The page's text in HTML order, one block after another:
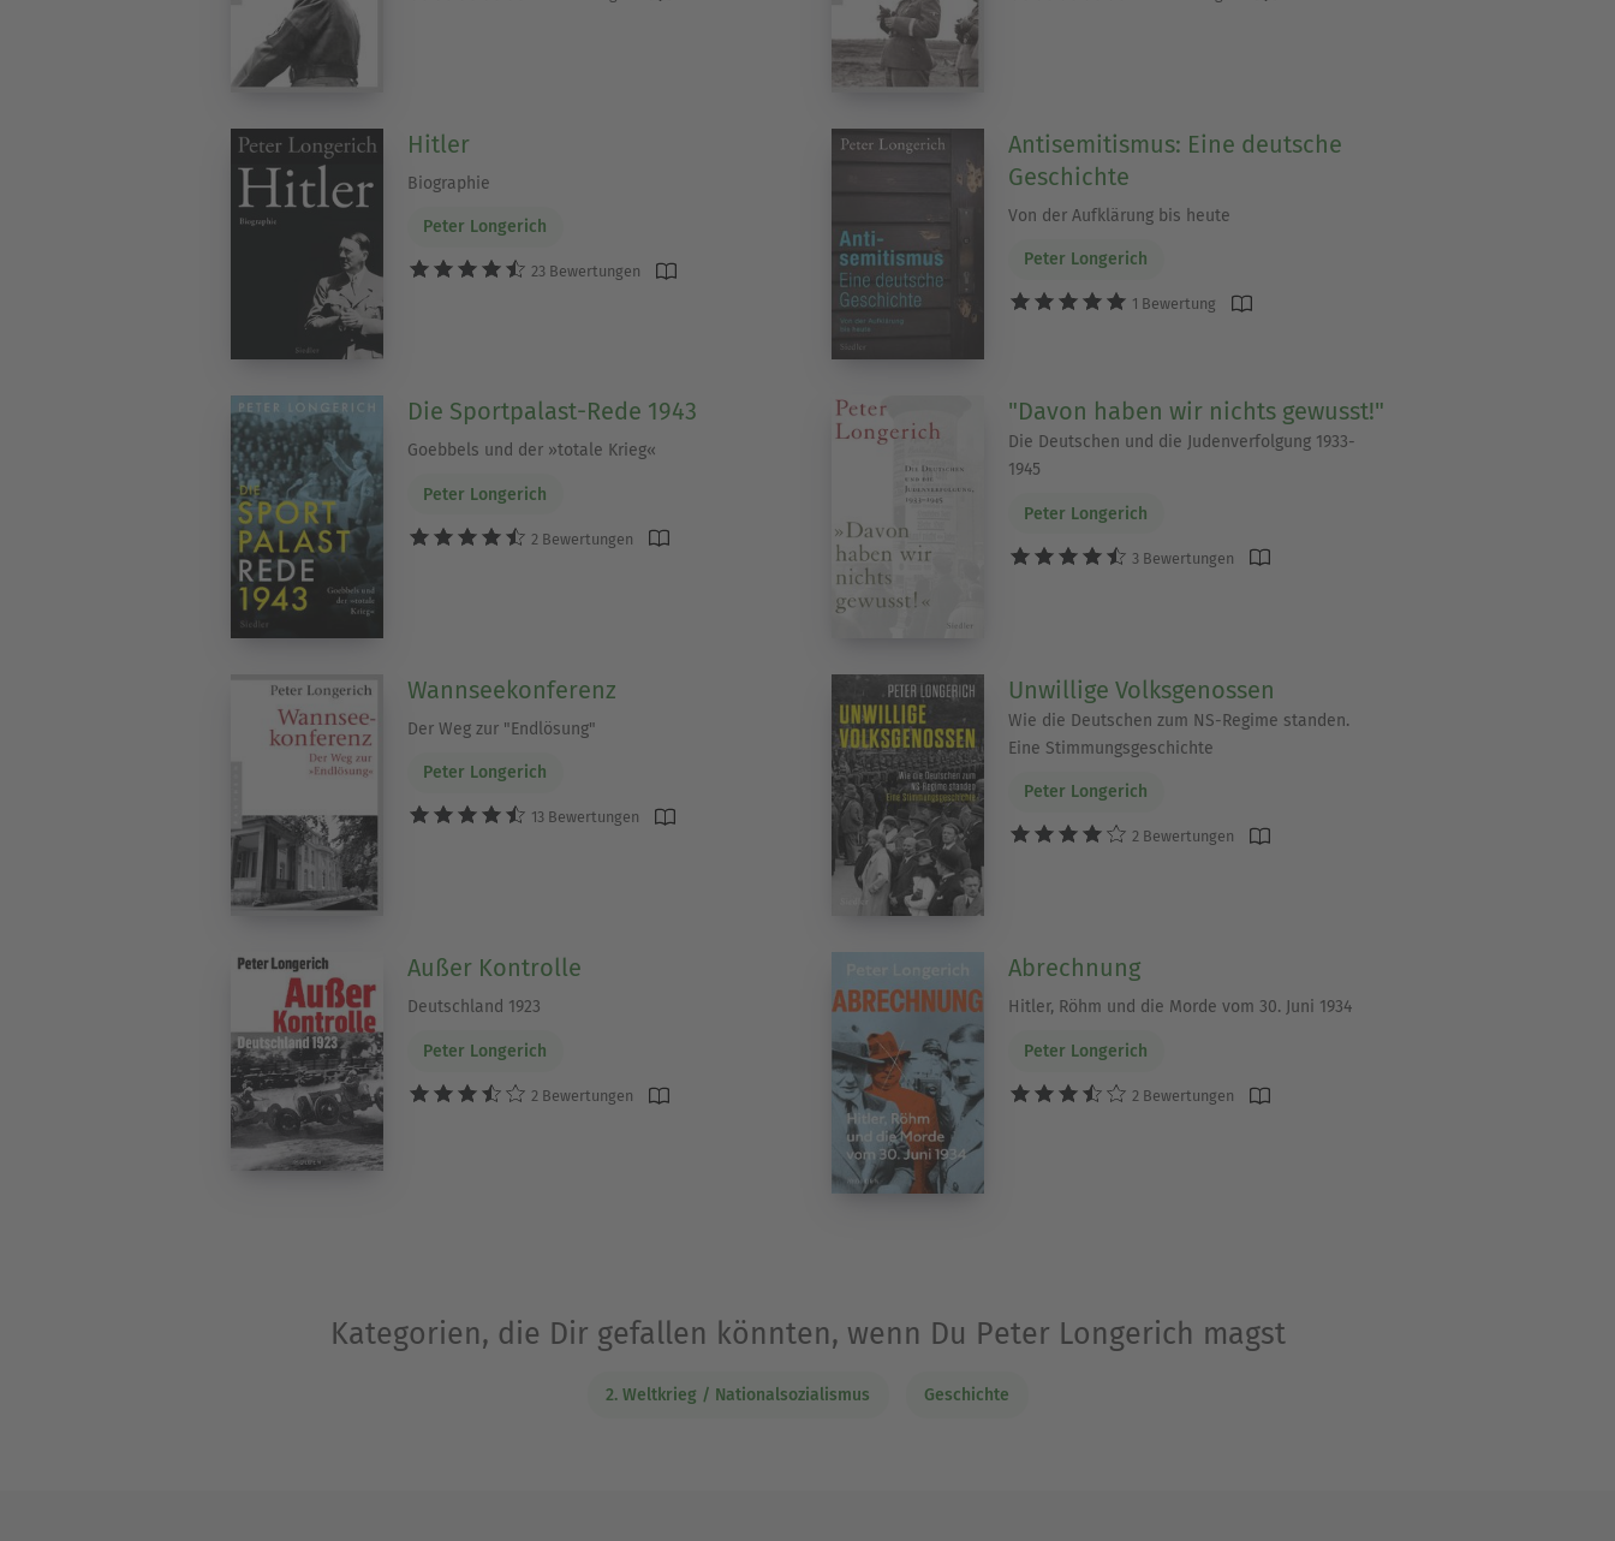
Hitler
Biographie
Peter Longerich
23 Bewertungen
Antisemitismus: Eine deutsche
Geschichte
Von der Aufklärung bis heute
Peter Longerich
1 Bewertung
Die Sportpalast-Rede 1943
Goebbels und der »totale Krieg«
Peter Longerich
2 Bewertungen
"Davon haben wir nichts gewusst!"
Die Deutschen und die Judenverfolgung 1933-
1945
Peter Longerich
3 Bewertungen
Wannseekonferenz
Der Weg zur "Endlösung"
Peter Longerich
13 Bewertungen
Unwillige Volksgenossen
Wie die Deutschen zum NS-Regime standen.
Eine Stimmungsgeschichte
Peter Longerich
2 Bewertungen
Außer Kontrolle
Deutschland 1923
Peter Longerich
2 Bewertungen
Abrechnung
Hitler, Röhm und die Morde vom 30. Juni 1934
Peter Longerich
2 Bewertungen
Kategorien, die Dir gefallen könnten, wenn Du Peter Longerich magst
2. Weltkrieg / Nationalsozialismus Geschichte